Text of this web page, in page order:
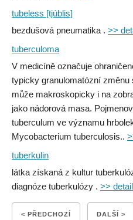
tubeless [tjúblis]
bezdušová pneumatika . >>
tuberculoma
V medicíně označuje
typicky granulomatózní
může makroskopicky i na
jako nádorová masa.
tuberculum ve významu
Mycobacterium tuberculosis..
tuberkulin
látka získaná z kultur
diagnóze tuberkulózy . >> detail
< PŘEDCHOZÍ DALŠÍ >